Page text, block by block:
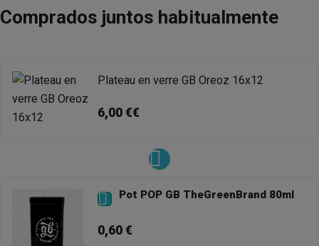
Comprados juntos habitualmente
Plateau en verre GB Oreoz 16x12
6,00 €€
 Pot POP GB TheGreenBrand 80ml
0,60 €